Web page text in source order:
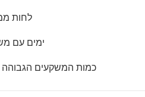
לחות
ימים עם
כמות המשקעים הגבוהה